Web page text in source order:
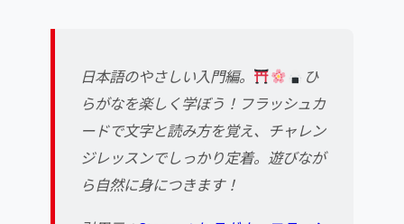
日本語のやさしい入門編。
ひ
らがなを楽しく学ぼう！フラッシュカ
ードで文字と読み方を覚え、チャレン
ジレッスンでしっかり定着。遊びなが
ら自然に身につきます！